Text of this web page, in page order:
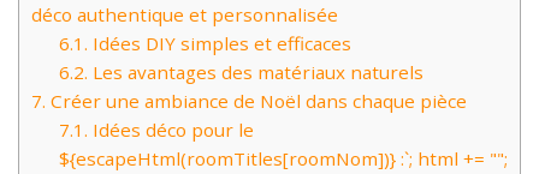
déco authentique et personnalisée
6.1. Idées DIY simples et efficaces
6.2. Les avantages des matériaux naturels
7. Créer une ambiance de Noël dans chaque pièce
7.1. Idées déco pour le
${escapeHtml(roomTitles[roomNom])} :`; html += "";